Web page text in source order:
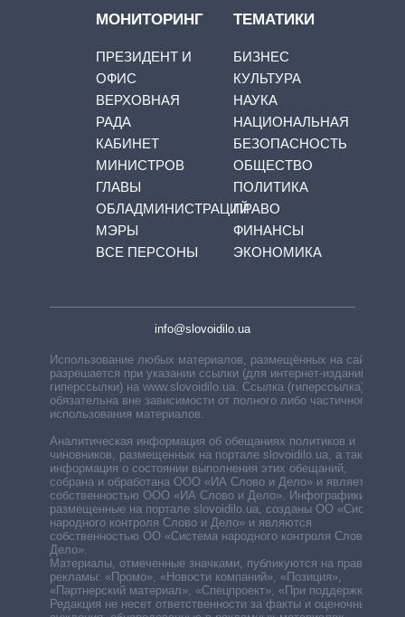
МОНИТОРИНГ
ПРЕЗИДЕНТ И
ОФИС
ВЕРХОВНАЯ
РАДА
КАБИНЕТ
МИНИСТРОВ
ГЛАВЫ
ОБЛАДМИНИСТРАЦИЙ
МЭРЫ
ВСЕ ПЕРСОНЫ
ТЕМАТИКИ
БИЗНЕС
КУЛЬТУРА
НАУКА
НАЦИОНАЛЬНАЯ
БЕЗОПАСНОСТЬ
ОБЩЕСТВО
ПОЛИТИКА
ПРАВО
ФИНАНСЫ
ЭКОНОМИКА
info@slovoidilo.ua
Использование любых материалов, размещённых на сайте,
разрешается при указании ссылки (для интернет-изданий —
гиперссылки) на www.slovoidilo.ua. Ссылка (гиперссылка)
обязательна вне зависимости от полного либо частичного
использования материалов.
Аналитическая информация об обещаниях политиков и
чиновников, размещенных на портале slovoidilo.ua, а также
информация о состоянии выполнения этих обещаний,
собрана и обработана ООО «ИА Слово и Дело» и является
собственностью ООО «ИА Слово и Дело». Инфографики,
размещенные на портале slovoidilo.ua, созданы ОО «Система
народного контроля Слово и Дело» и являются
собственностью ОО «Система народного контроля Слово и
Дело».
Материалы, отмеченные значками, публикуются на правах
рекламы: «Промо», «Новости компаний», «Позиция»,
«Партнерский материал», «Спецпроект», «При поддержке».
Редакция не несет ответственности за факты и оценочные